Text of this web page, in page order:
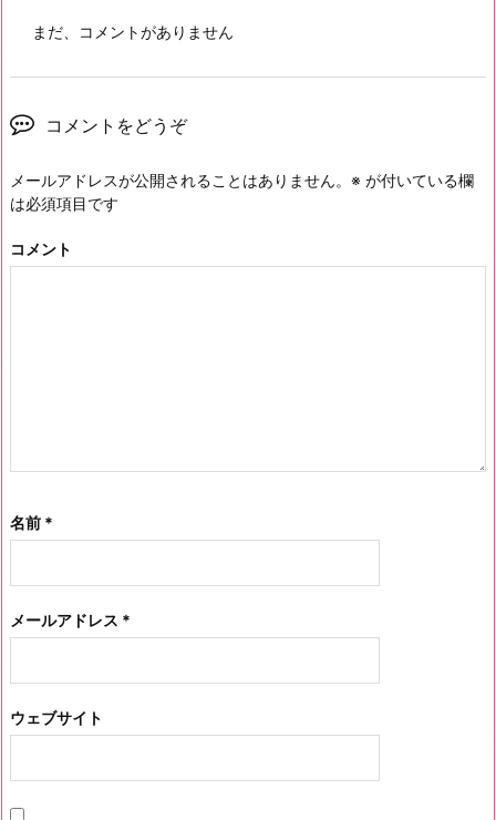
まだ、コメントがありません
コメントをどうぞ
メールアドレスが公開されることはありません。 ※ が付いている欄
は必須項目です
コメント
名前 *
メールアドレス *
ウェブサイト